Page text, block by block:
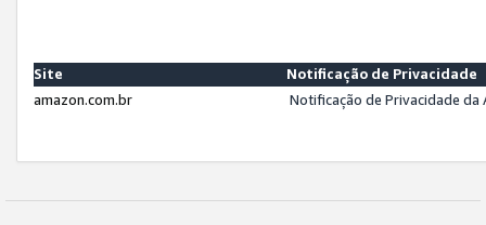
Site
Notificação de Privacidade
amazon.com.br
Notificação de Privacidade